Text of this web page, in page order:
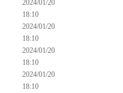
2024/01/20
18:10
2024/01/20
18:10
2024/01/20
18:10
2024/01/20
18:10